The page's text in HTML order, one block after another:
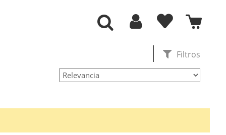
Filtros